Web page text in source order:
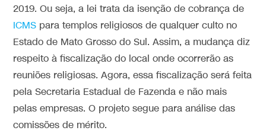
2019. Ou seja, a lei trata da isenção de cobrança de
ICMS para templos religiosos de qualquer culto no
Estado de Mato Grosso do Sul. Assim, a mudança diz
respeito à fiscalização do local onde ocorrerão as
reuniões religiosas. Agora, essa fiscalização será feita
pela Secretaria Estadual de Fazenda e não mais
pelas empresas. O projeto segue para análise das
comissões de mérito.